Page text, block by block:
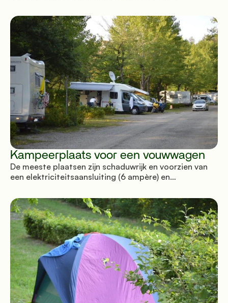
Kampeerplaats voor een vouwwagen
De meeste plaatsen zijn schaduwrijk en voorzien van
een elektriciteitsaansluiting (6 ampère) en